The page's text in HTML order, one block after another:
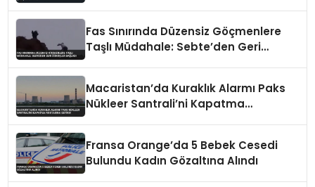
Fas Sınırında Düzensiz Göçmenlere
Taşlı Müdahale: Sebte’den Geri
Macaristan’da Kuraklık Alarmı Paks
Nükleer Santrali’ni Kapatma
Fransa Orange’da 5 Bebek Cesedi
Bulundu Kadın Gözaltına Alındı